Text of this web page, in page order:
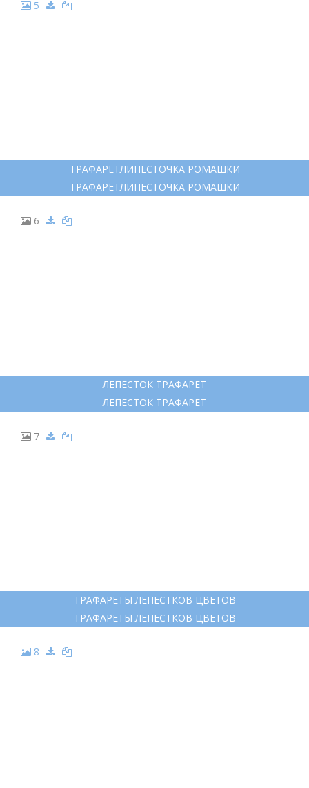
5
ТРАФАРЕТЛИПЕСТОЧКА РОМАШКИ
ТРАФАРЕТЛИПЕСТОЧКА РОМАШКИ
6
ЛЕПЕСТОК ТРАФАРЕТ
ЛЕПЕСТОК ТРАФАРЕТ
7
ТРАФАРЕТЫ ЛЕПЕСТКОВ ЦВЕТОВ
ТРАФАРЕТЫ ЛЕПЕСТКОВ ЦВЕТОВ
8